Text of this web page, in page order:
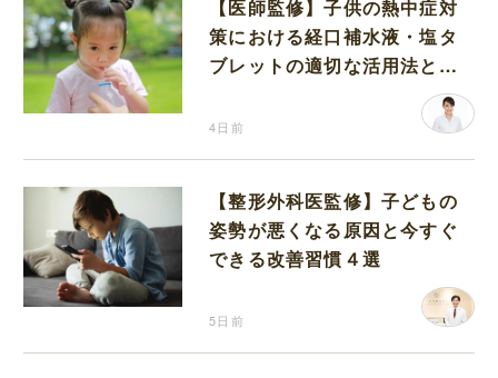
【医師監修】子供の熱中症対
策における経口補水液・塩タ
ブレットの適切な活用法と水
4日前
【整形外科医監修】子どもの
姿勢が悪くなる原因と今すぐ
できる改善習慣４選
5日前